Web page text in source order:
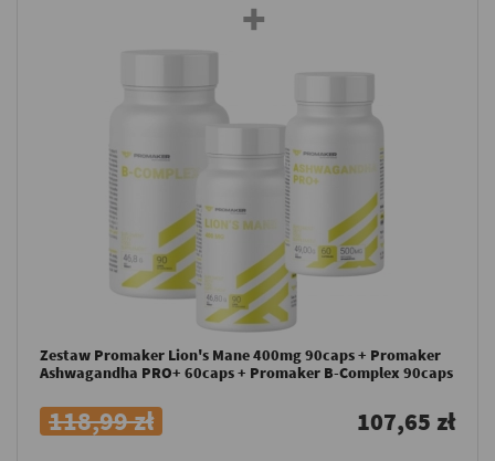
Zestaw Promaker Lion's Mane 400mg 90caps + Promaker
Ashwagandha PRO+ 60caps + Promaker B-Complex 90caps
118,99 zł 107,65 zł